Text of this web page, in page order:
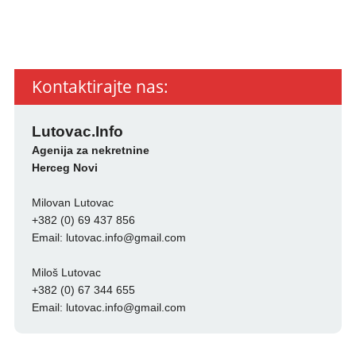
Kontaktirajte nas:
Lutovac.Info
Agenija za nekretnine
Herceg Novi
Milovan Lutovac
+382 (0) 69 437 856
Email: lutovac.info@gmail.com
Miloš Lutovac
+382 (0) 67 344 655
Email: lutovac.info@gmail.com